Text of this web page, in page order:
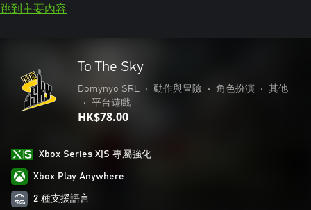
跳到主要內容
To The Sky
Domynyo SRL • 動作與冒險 • 角色扮演 •
其他
•
平台遊戲
HK$78.00
Xbox Series X|S 專屬強化
Xbox Play Anywhere
2 種支援語言